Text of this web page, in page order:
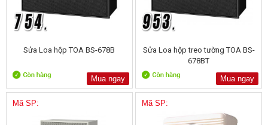
Sửa Loa hộp TOA BS-678B
Mua ngay
Sửa Loa hộp treo tường TOA BS-
678BT
Mua ngay
Mã SP: Mã SP: